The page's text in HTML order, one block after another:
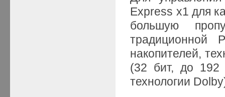
Express x1 для
большую
традиционной
накопителей,
(32 бит, до 192
технологии